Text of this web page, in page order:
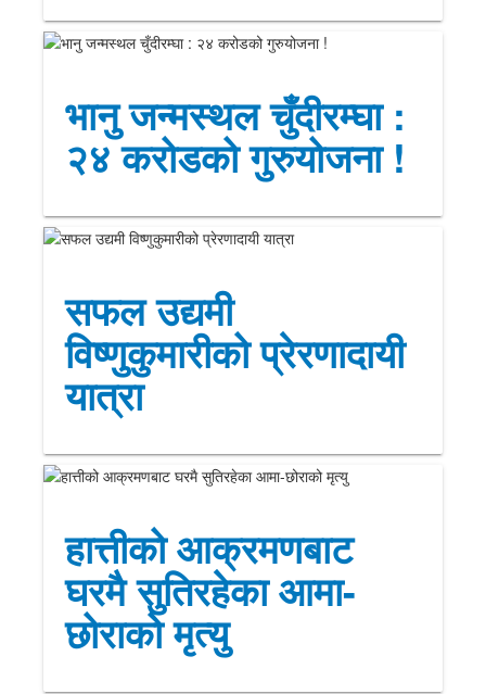
भानु जन्मस्थल चुँदीरम्घा :
२४ करोडको गुरुयोजना !
सफल उद्यमी
विष्णुकुमारीको प्रेरणादायी
यात्रा
हात्तीको आक्रमणबाट
घरमै सुतिरहेका आमा-
छोराको मृत्यु